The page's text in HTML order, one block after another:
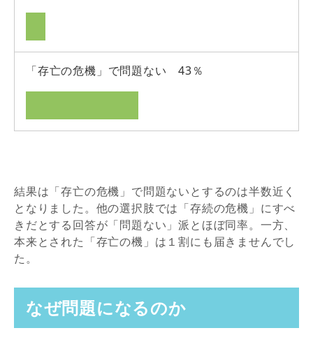
「存亡の危機」で問題ない 43％
結果は「存亡の危機」で問題ないとするのは半数近く
となりました。他の選択肢では「存続の危機」にすべ
きだとする回答が「問題ない」派とほぼ同率。一方、
本来とされた「存亡の機」は１割にも届きませんでし
た。
なぜ問題になるのか